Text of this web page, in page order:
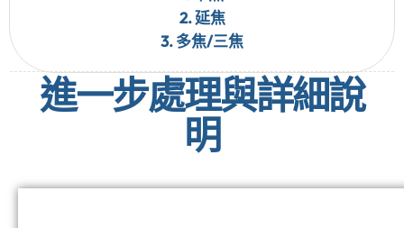
1. 飛秒雷射白內障手術
2. 傳統超音波白內障手術
Step 5. 人工水晶體選擇